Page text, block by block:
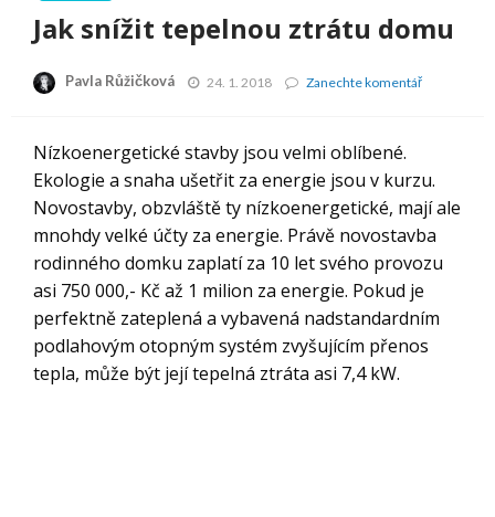
Jak snížit tepelnou ztrátu domu
Pavla Růžičková 24. 1. 2018 Zanechte komentářJak
Nízkoenergetické stavby jsou velmi oblíbené.
Ekologie a snaha ušetřit za energie jsou v kurzu.
Novostavby, obzvláště ty nízkoenergetické, mají ale
mnohdy velké účty za energie. Právě novostavba
rodinného domku zaplatí za 10 let svého provozu
asi 750 000,- Kč až 1 milion za energie. Pokud je
perfektně zateplená a vybavená nadstandardním
podlahovým otopným systém zvyšujícím přenos
tepla, může být její tepelná ztráta asi 7,4 kW.